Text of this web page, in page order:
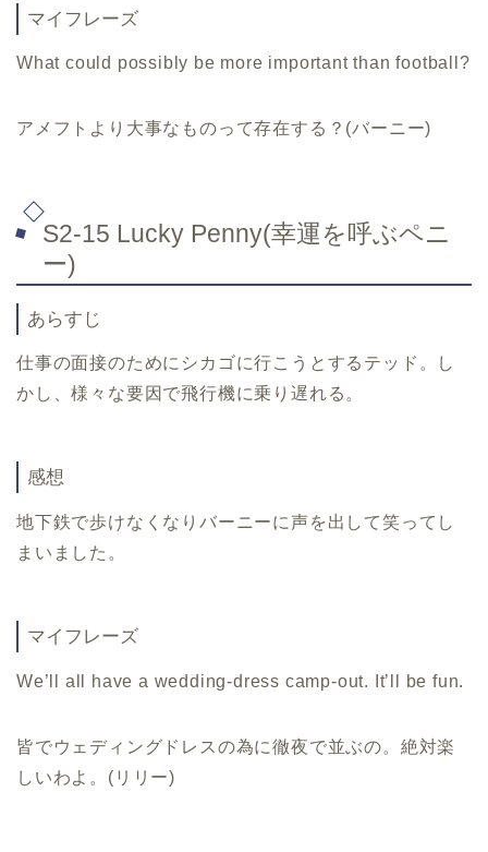
マイフレーズ
What could possibly be more important than football?
アメフトより大事なものって存在する？(バーニー)
S2-15 Lucky Penny(幸運を呼ぶペニ
ー)
あらすじ
仕事の面接のためにシカゴに行こうとするテッド。し
かし、様々な要因で飛行機に乗り遅れる。
感想
地下鉄で歩けなくなりバーニーに声を出して笑ってし
まいました。
マイフレーズ
We’ll all have a wedding-dress camp-out. It’ll be fun.
皆でウェディングドレスの為に徹夜で並ぶの。絶対楽
しいわよ。(リリー)